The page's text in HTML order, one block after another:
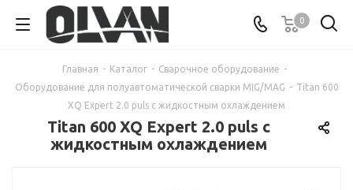
0
Главная - Каталог - Сварочное оборудование -
Оборудование для полуавтоматической сварки MIG/MAG - Titan 600
XQ Expert 2.0 puls с жидкостным охлаждением
Titan 600 XQ Expert 2.0 puls с
жидкостным охлаждением